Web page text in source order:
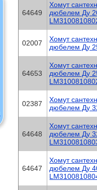
64649
Хомут
дюбелем Ду
02007
Хомут
дюбелем Ду
64653
Хомут
дюбелем Ду
02387
Хомут
дюбелем Ду
64648
Хомут
дюбелем Ду
64647
Хомут
дюбелем Ду